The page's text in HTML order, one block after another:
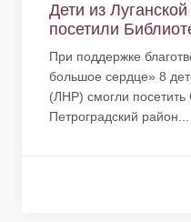
Дети из
посетили
При поддержке
большое сердце» 8
(ЛНР) смогли посетить
Петроградский район...